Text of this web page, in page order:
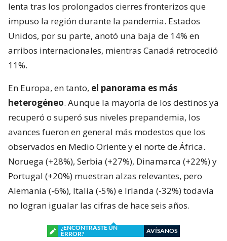
lenta tras los prolongados cierres fronterizos que
impuso la región durante la pandemia. Estados
Unidos, por su parte, anotó una baja de 14% en
arribos internacionales, mientras Canadá retrocedió
11%.
En Europa, en tanto, el panorama es más
heterogéneo. Aunque la mayoría de los destinos ya
recuperó o superó sus niveles prepandemia, los
avances fueron en general más modestos que los
observados en Medio Oriente y el norte de África.
Noruega (+28%), Serbia (+27%), Dinamarca (+22%) y
Portugal (+20%) muestran alzas relevantes, pero
Alemania (-6%), Italia (-5%) e Irlanda (-32%) todavía
no logran igualar las cifras de hace seis años.
¿ENCONTRASTE UN
ERROR?
AVÍSANOS